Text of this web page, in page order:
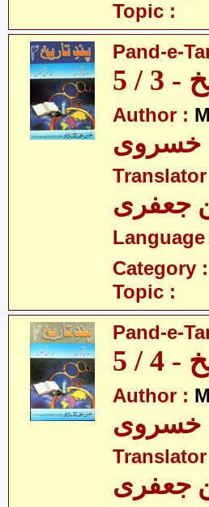
Topic :
Pand-e-
3 / 5
Author :
خسروی
جعفری
Language
Category :
Topic :
Pand-e-
4 / 5
Author :
خسروی
جعفری